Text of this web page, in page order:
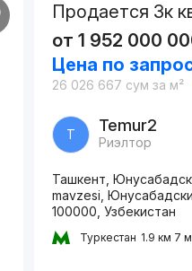
Продается 3к
от 1 952 000
Цена по
26 026 667 сум за м²
T Temur2
Риэлтор
Ташкент,
mavzesi,
100000, Узбекистан
Туркестан 1.9 км 7